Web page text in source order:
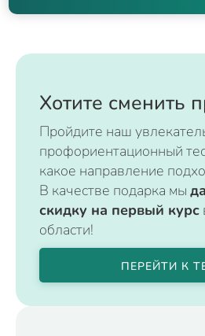
Хотите сменить
Пройдите наш
профориентационный
какое направление
В качестве подарка мы
скидку на первый курс
области!
ПЕРЕЙТИ К